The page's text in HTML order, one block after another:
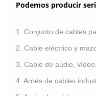
Podemos producir
1. Conjunto de cables
2. Cable eléctrico y
3. Cable de audio,
4. Arnés de cables